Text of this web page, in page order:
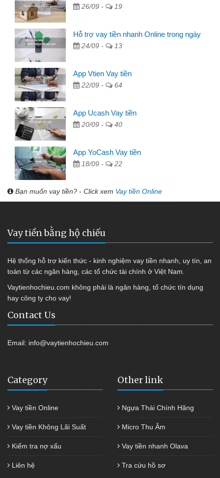
26/09 - 19
Hỗ trợ vay tiền nhanh Online trong ngày
24/09 - 13
App Vtien Vay tiền
22/09 - 64
App Ucash Vay tiền
20/09 - 40
App YoCash Vay tiền
18/09 - 22
Bạn muốn vay tiền? - Click xem Vay tiền Online
Vay tiền bằng hộ chiếu
Hệ thống hỗ trợ kiến thức - kinh nghiệm vay tiền nhanh, uy tín, an
toàn từ các ngân hàng, các tổ chức tài chính ở Việt Nam.
Vaytienhochieu.com không phải là ngân hàng, tổ chức tín dụng
hay công ty cho vay!
Contact Us
Email: info@vaytienhochieu.com
Category
Vay tiền Online
Vay tiền Không Lãi Suất
Kiểm tra nợ xấu
Liên hệ
Other link
Ngựa Thái Chính Hãng
Micro Thu Âm
Vay tiền nhanh Olava
Tra cứu hồ sơ